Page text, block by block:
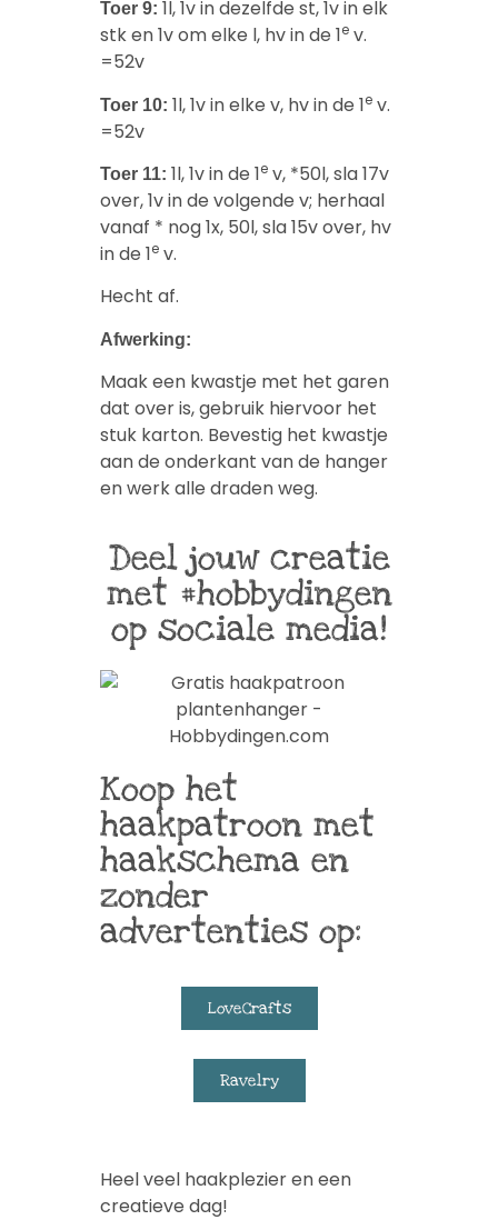
Toer 9: 1l, 1v in dezelfde st, 1v in elk
stk en 1v om elke l, hv in de 1e v.
=52v
Toer 10: 1l, 1v in elke v, hv in de 1e v.
=52v
Toer 11: 1l, 1v in de 1e v, *50l, sla 17v
over, 1v in de volgende v; herhaal
vanaf * nog 1x, 50l, sla 15v over, hv
in de 1e v.
Hecht af.
Afwerking:
Maak een kwastje met het garen
dat over is, gebruik hiervoor het
stuk karton. Bevestig het kwastje
aan de onderkant van de hanger
en werk alle draden weg.
Deel jouw creatie
met #hobbydingen
op sociale media!
Koop het
haakpatroon met
haakschema en
zonder
advertenties op:
LoveCrafts
Ravelry
Heel veel haakplezier en een
creatieve dag!